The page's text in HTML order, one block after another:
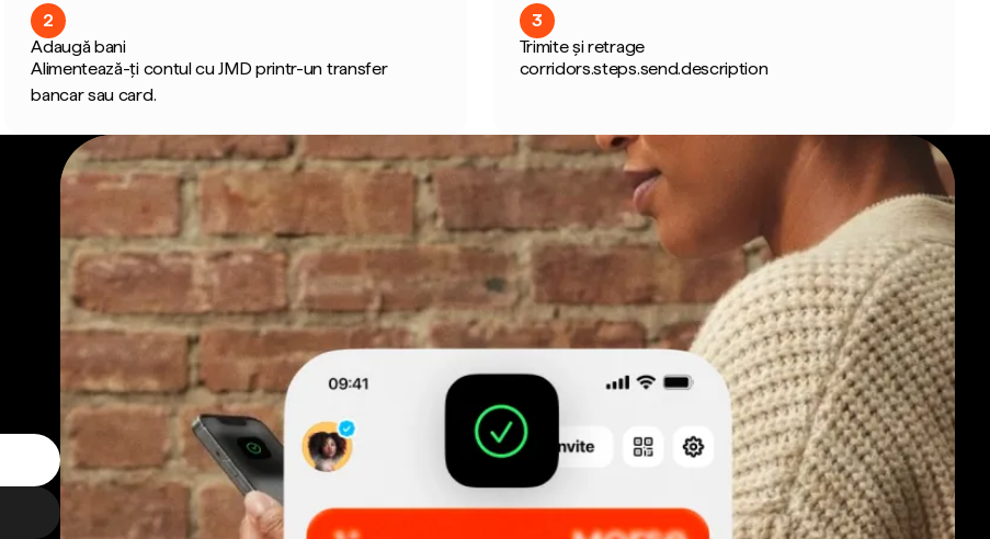
2
Adaugă bani
Alimentează-ți contul cu JMD printr-un transfer
bancar sau card.
3
Trimite și retrage
corridors.steps.send.description